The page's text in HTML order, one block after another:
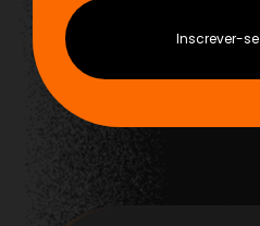
Inscrever-se